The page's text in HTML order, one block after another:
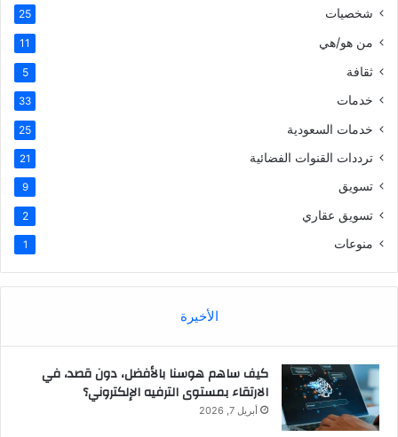
شخصيات 25
من هو/هي 11
ثقافة 5
خدمات 33
خدمات السعودية 25
ترددات القنوات الفضائية 21
تسويق 9
تسويق عقاري 2
منوعات 1
الأخيرة
كيف ساهم هوسنا بالأفضل، دون قصد، في
الارتقاء بمستوى الترفيه الإلكتروني؟
أبريل 7, 2026